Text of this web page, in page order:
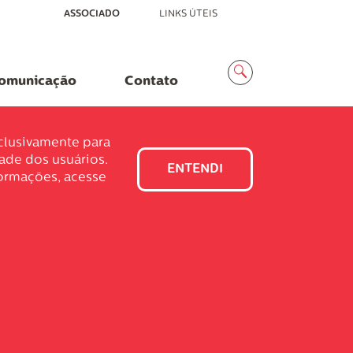
MenuASSOCIADO LINKS ÚTEIS
Contato
Busca
para
dos usuários.
acesse
ENTENDI